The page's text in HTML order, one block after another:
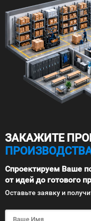
ЗАКАЖИТЕ
Спроектируем Ваше
от идей до готового
Оставьте заявку и